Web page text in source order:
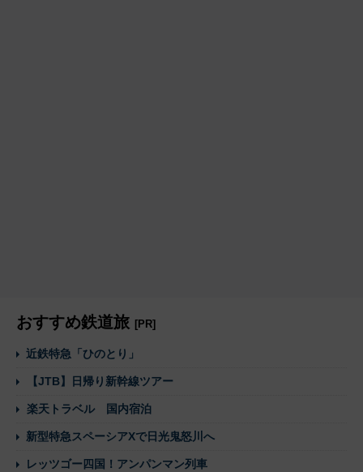
おすすめ鉄道旅 [PR]
近鉄特急「ひのとり」
【JTB】日帰り新幹線ツアー
楽天トラベル 国内宿泊
新型特急スペーシアXで日光鬼怒川へ
レッツゴー四国！アンパンマン列車